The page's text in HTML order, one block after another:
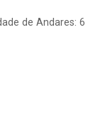
de Andares: 6